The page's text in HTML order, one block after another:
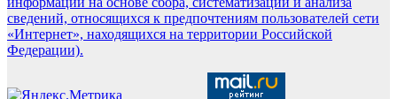
сведений, относящихся к предпочтениям пользователей сети
«Интернет», находящихся на территории Российской
Федерации).